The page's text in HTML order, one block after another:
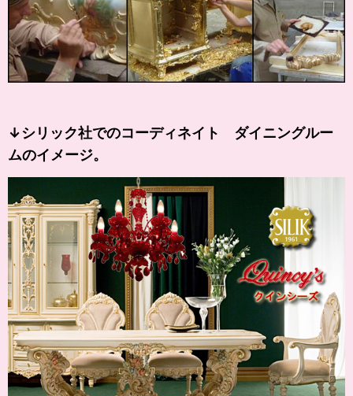
↓シリック社でのコーディネイト ダイニングルー
ムのイメージ。